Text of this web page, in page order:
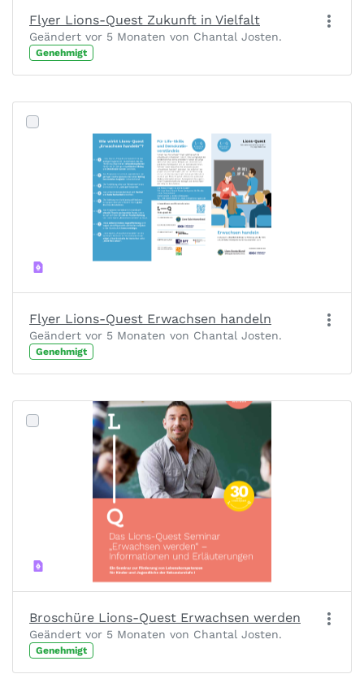
Flyer Lions-Quest Zukunft in Vielfalt
Geändert vor 5 Monaten von Chantal Josten.
Genehmigt
Flyer Lions-Quest Erwachsen handeln
Geändert vor 5 Monaten von Chantal Josten.
Genehmigt
Broschüre Lions-Quest Erwachsen werden
Geändert vor 5 Monaten von Chantal Josten.
Genehmigt